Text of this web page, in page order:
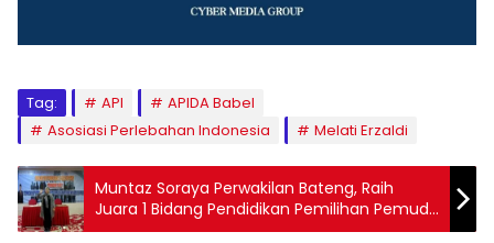
Tag: API
APIDA Babel
Asosiasi Perlebahan Indonesia
Melati Erzaldi
Muntaz Soraya Perwakilan Bateng, Raih
Juara 1 Bidang Pendidikan Pemilihan Pemuda
Pelopor Babel 2023